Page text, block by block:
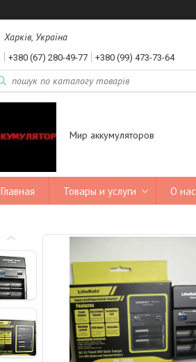
Харків, Україна
+380 (67) 280-49-77 +380 (99) 473-73-64
Мир аккумуляторов
Главная Товары и услуги О нас